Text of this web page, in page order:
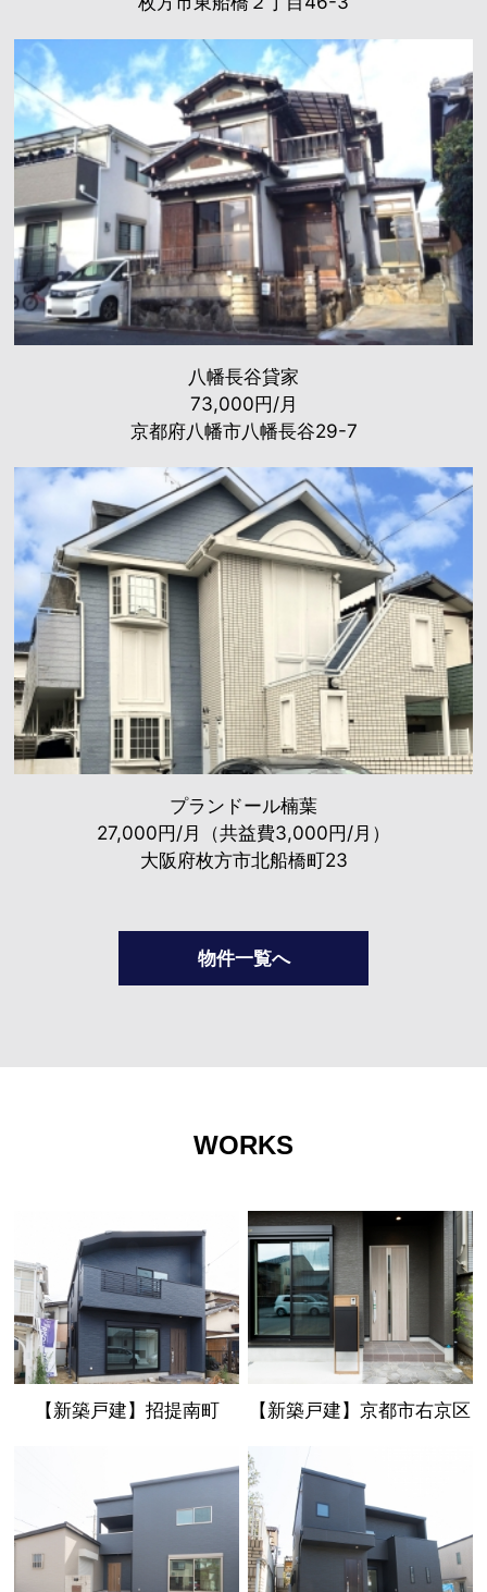
八幡長谷貸家
73,000円/月
京都府八幡市八幡長谷29-7
プランドール楠葉
27,000円/月（共益費3,000円/月）
大阪府枚方市北船橋町23
物件一覧へ
WORKS
【新築戸建】招提南町 【新築戸建】京都市右京区